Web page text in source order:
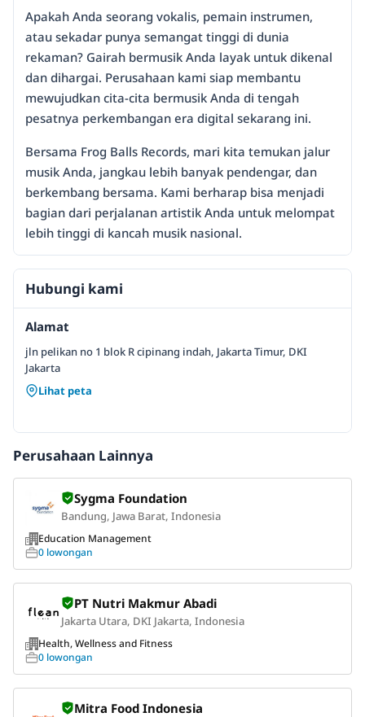
Apakah Anda seorang vokalis, pemain instrumen,
atau sekadar punya semangat tinggi di dunia
rekaman? Gairah bermusik Anda layak untuk dikenal
dan dihargai. Perusahaan kami siap membantu
mewujudkan cita-cita bermusik Anda di tengah
pesatnya perkembangan era digital sekarang ini.
Bersama Frog Balls Records, mari kita temukan jalur
musik Anda, jangkau lebih banyak pendengar, dan
berkembang bersama. Kami berharap bisa menjadi
bagian dari perjalanan artistik Anda untuk melompat
lebih tinggi di kancah musik nasional.
Hubungi kami
Alamat
jln pelikan no 1 blok R cipinang indah, Jakarta Timur, DKI
Jakarta
Lihat peta
Perusahaan Lainnya
Sygma Foundation
Bandung, Jawa Barat, Indonesia
Education Management
0 lowongan
PT Nutri Makmur Abadi
Jakarta Utara, DKI Jakarta, Indonesia
Health, Wellness and Fitness
0 lowongan
Mitra Food Indonesia